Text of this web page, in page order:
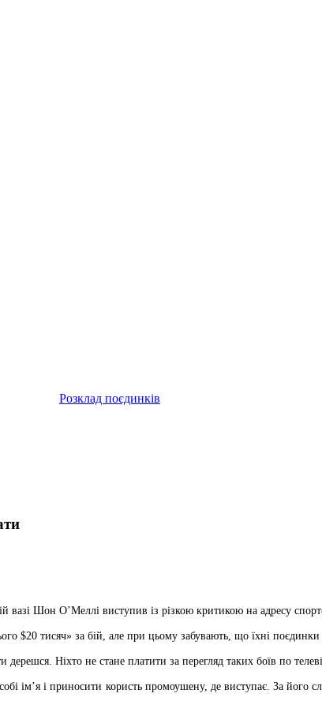
Розклад поєдинків
Шон О’Меллі виступив із різкою критикою на адресу
$20 тисяч» за бій, але при цьому забувають, що їхні поєдинки
Ніхто не стане платити за перегляд таких боїв по
ім’я і приносити користь промоушену, де виступає. За його